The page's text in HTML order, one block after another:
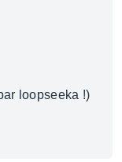
loopseeka !)